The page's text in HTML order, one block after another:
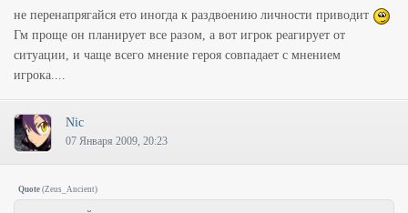
не перенапрягайся ето иногда к раздвоению личности приводит
Гм проще он планирует все разом, а вот игрок реагирует от
ситуации, и чаще всего мнение героя совпадает с мнением
игрока....
Nic
07 Января 2009, 20:23
Quote (Zeus_Ancient)